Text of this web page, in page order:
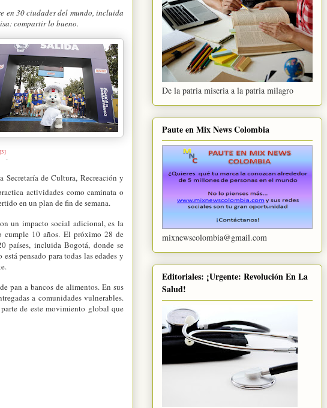
en 30 ciudades del mundo, incluida
compartir lo bueno.
[3].
Secretaría de Cultura, Recreación y
actividades como caminata o
en un plan de fin de semana.
un impacto social adicional, es la
cumple 10 años. El próximo 28 de
países, incluida Bogotá, donde se
pensado para todas las edades y
pan a bancos de alimentos. En sus
a comunidades vulnerables.
de este movimiento global que
De la patria miseria a la patria milagro
Paute en Mix News Colombia
mixnewscolombia@gmail.com
Editoriales: ¡Urgente: Revolución En La
Salud!